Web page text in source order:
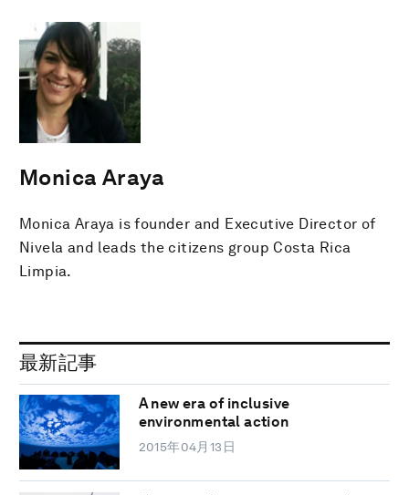
Monica Araya
Monica Araya is founder and Executive Director of
Nivela and leads the citizens group Costa Rica
Limpia.
最新記事
A new era of inclusive
environmental action
2015年04月13日